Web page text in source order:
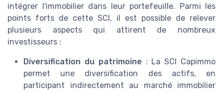
intégrer l'immobilier dans leur portefeuille. Parmi les
points forts de cette SCI, il est possible de relever
plusieurs aspects qui attirent de nombreux
investisseurs :
Diversification du patrimoine : La SCI Capimmo
permet une diversification des actifs, en
participant indirectement au marché immobilier